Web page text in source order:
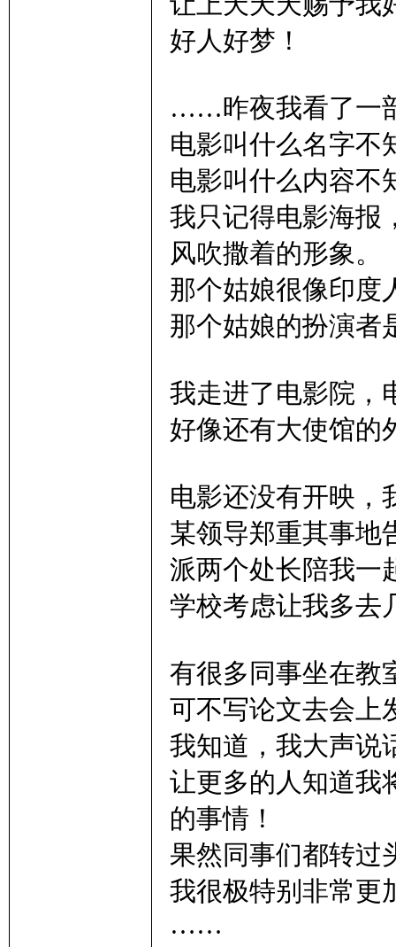
好人好梦！
……昨夜我看了一
电影叫什么名字不
电影叫什么内容不
我只记得电影海报
风吹撒着的形象。
那个姑娘很像印度
那个姑娘的扮演者
我走进了电影院，
好像还有大使馆的
电影还没有开映，
某领导郑重其事地
派两个处长陪我一
学校考虑让我多去
有很多同事坐在教
可不写论文去会上
我知道，我大声说
让更多的人知道我
的事情！
果然同事们都转过
我很极特别非常更
……